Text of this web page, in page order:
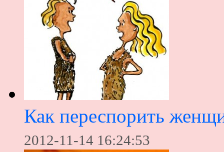
Как переспорить
2012-11-14 16:24:53